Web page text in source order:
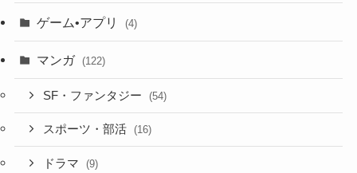
ゲーム•アプリ (4)
マンガ (122)
SF・ファンタジー (54)
スポーツ・部活 (16)
ドラマ (9)